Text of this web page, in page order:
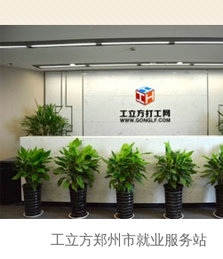
工立方郑州市就业服务站